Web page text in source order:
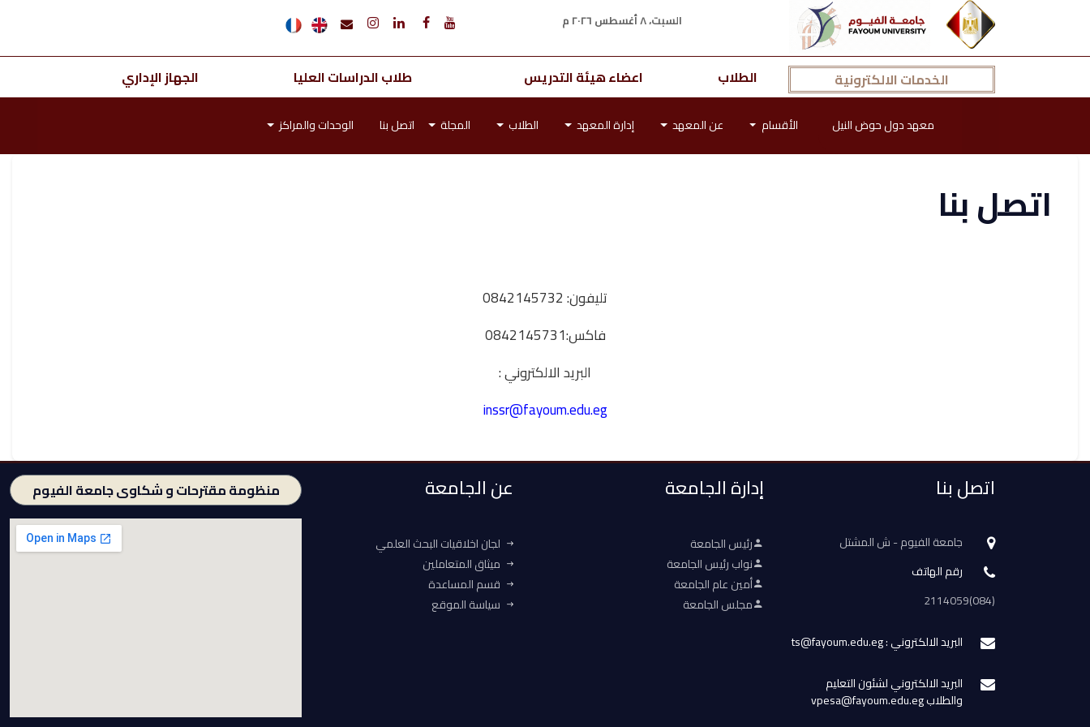
السبت، ٨ أغسطس ٢٠٢٦ م
الخدمات الالكترونية الطلاب اعضاء هيئة التدريس طلاب الدراسات العليا الجهاز الإداري
معهد دول حوض النيل الأقسام عن المعهد إدارة المعهد الطلاب المجلة اتصل بنا الوحدات والمراكز
اتصل بنا
تليفون: 0842145732
فاكس:0842145731
البريد الالكتروني :
inssr@fayoum.edu.eg
اتصل بنا
جامعة الفيوم - ش المشتل
رقم الهاتف
(084)2114059
البريد الالكتروني : ts@fayoum.edu.eg
البريد الالكتروني لشئون التعليم
والطلاب vpesa@fayoum.edu.eg
إدارة الجامعة
رئيس الجامعة
نواب رئيس الجامعة
أمين عام الجامعة
مجلس الجامعة
عن الجامعة
لجان اخلاقيات البحث العلمي
ميثاق المتعاملين
قسم المساعدة
سياسة الموقع
منظومة مقترحات و شكاوى جامعة الفيوم